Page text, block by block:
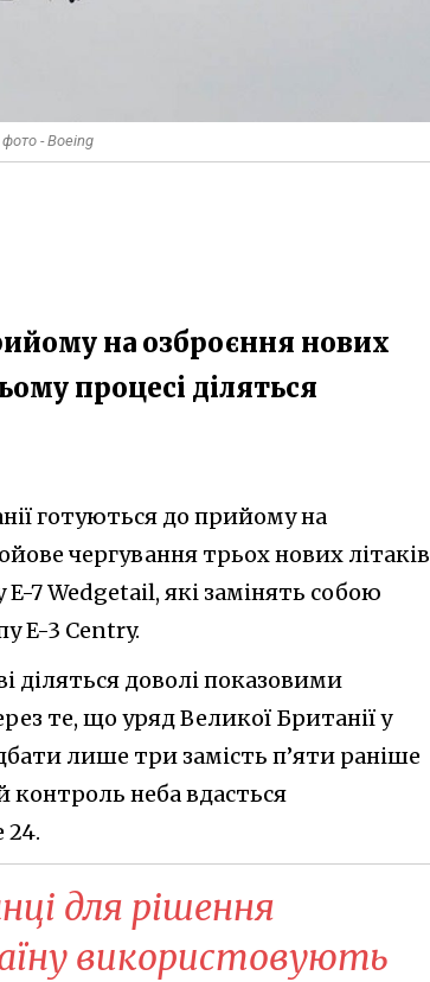
фото - Boeing
на озброєння нових
процесі діляться
готуються до прийому на
чергування трьох нових літаків
7 Wedgetail, які замінять собою
E-3 Centry.
діляться доволі показовими
те, що уряд Великої Британії у
лише три замість п’яти раніше
контроль неба вдасться
24.
для рішення
використовують